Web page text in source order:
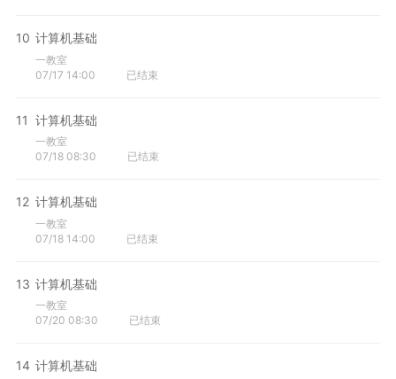
10 计算机基础
一教室
07/17 14:00
已结束
11 计算机基础
一教室
07/18 08:30
已结束
12 计算机基础
一教室
07/18 14:00
已结束
13 计算机基础
一教室
07/20 08:30
已结束
14 计算机基础